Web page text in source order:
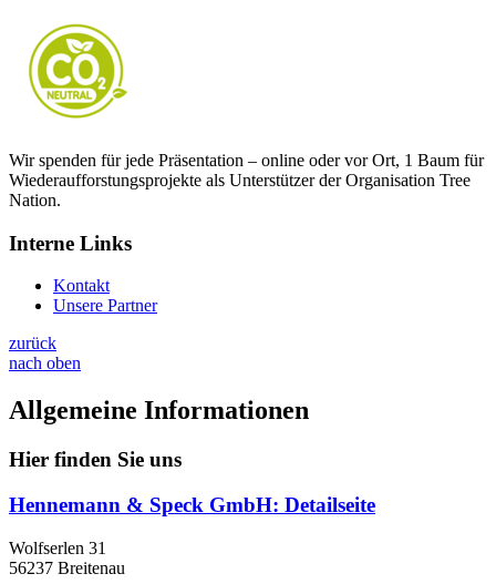
Wir spenden für jede Präsentation – online oder vor Ort, 1 Baum für
Wiederaufforstungsprojekte als Unterstützer der Organisation Tree
Nation.
Interne Links
Kontakt
Unsere Partner
zurück
nach oben
Allgemeine Informationen
Hier finden Sie uns
Hennemann & Speck GmbH: Detailseite
Wolfserlen 31
56237 Breitenau